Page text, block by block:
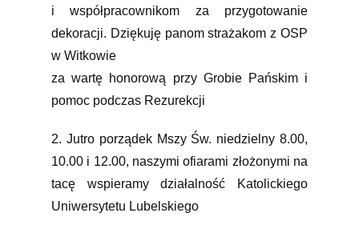
i współpracownikom za przygotowanie
dekoracji. Dziękuję panom strażakom z OSP
w Witkowie
za wartę honorową przy Grobie Pańskim i
pomoc podczas Rezurekcji
2. Jutro porządek Mszy Św. niedzielny 8.00,
10.00 i 12.00, naszymi ofiarami złożonymi na
tacę wspieramy działalność Katolickiego
Uniwersytetu Lubelskiego